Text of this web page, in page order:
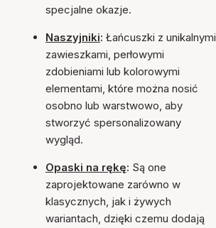
specjalne okazje.
Naszyjniki: Łańcuszki z unikalnymi
zawieszkami, perłowymi
zdobieniami lub kolorowymi
elementami, które można nosić
osobno lub warstwowo, aby
stworzyć spersonalizowany
wygląd.
Opaski na rękę: Są one
zaprojektowane zarówno w
klasycznych, jak i żywych
wariantach, dzięki czemu dodają